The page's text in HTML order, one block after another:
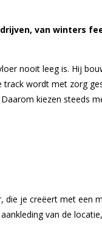
van winters
nooit leeg is. Hij
wordt met zorg
kiezen steeds
je creëert met een
van de